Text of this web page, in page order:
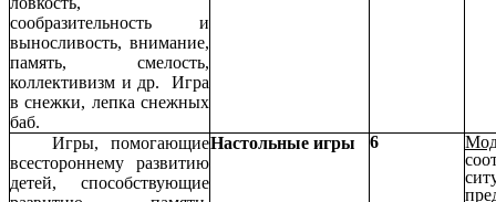
сообразительность и
выносливость, внимание,
память, смелость,
коллективизм и др. Игра
в снежки, лепка снежных
баб.
Игры, помогающие
всестороннему развитию
детей, способствующие
Настольные игры 6